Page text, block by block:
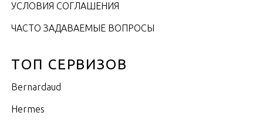
УСЛОВИЯ СОГЛАШЕНИЯ
ЧАСТО ЗАДАВАЕМЫЕ ВОПРОСЫ
ТОП СЕРВИЗОВ
Bernardaud
Hermes